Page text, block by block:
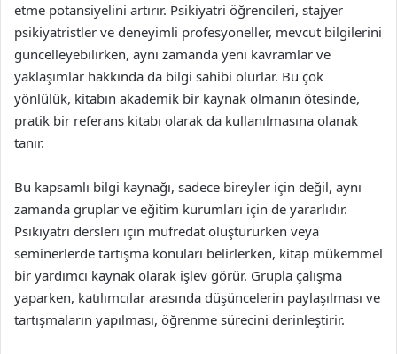
etme potansiyelini artırır. Psikiyatri öğrencileri, stajyer
psikiyatristler ve deneyimli profesyoneller, mevcut bilgilerini
güncelleyebilirken, aynı zamanda yeni kavramlar ve
yaklaşımlar hakkında da bilgi sahibi olurlar. Bu çok
yönlülük, kitabın akademik bir kaynak olmanın ötesinde,
pratik bir referans kitabı olarak da kullanılmasına olanak
tanır.
Bu kapsamlı bilgi kaynağı, sadece bireyler için değil, aynı
zamanda gruplar ve eğitim kurumları için de yararlıdır.
Psikiyatri dersleri için müfredat oluştururken veya
seminerlerde tartışma konuları belirlerken, kitap mükemmel
bir yardımcı kaynak olarak işlev görür. Grupla çalışma
yaparken, katılımcılar arasında düşüncelerin paylaşılması ve
tartışmaların yapılması, öğrenme sürecini derinleştirir.